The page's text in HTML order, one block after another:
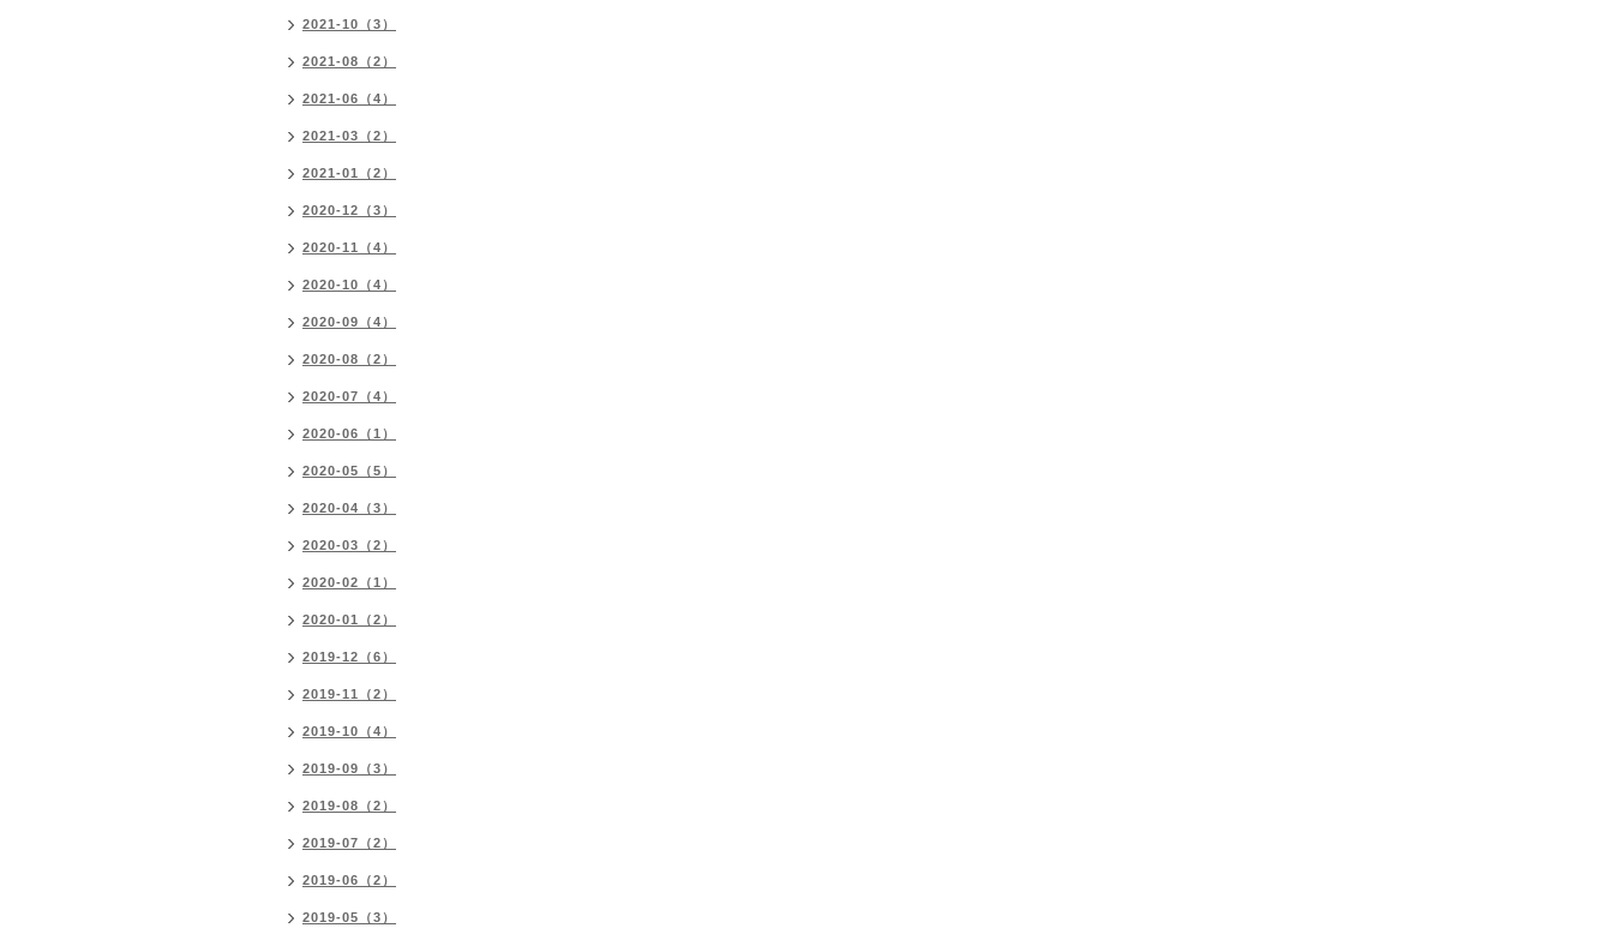
2021-10（3）
2021-08（2）
2021-06（4）
2021-03（2）
2021-01（2）
2020-12（3）
2020-11（4）
2020-10（4）
2020-09（4）
2020-08（2）
2020-07（4）
2020-06（1）
2020-05（5）
2020-04（3）
2020-03（2）
2020-02（1）
2020-01（2）
2019-12（6）
2019-11（2）
2019-10（4）
2019-09（3）
2019-08（2）
2019-07（2）
2019-06（2）
2019-05（3）